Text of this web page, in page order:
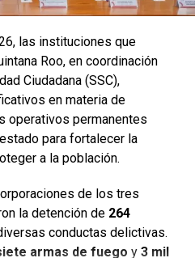
las instituciones que
Roo, en coordinación
Ciudadana (SSC),
en materia de
operativos permanentes
para fortalecer la
a la población.
de los tres
la detención de 264
conductas delictivas.
armas de fuego y 3 mil